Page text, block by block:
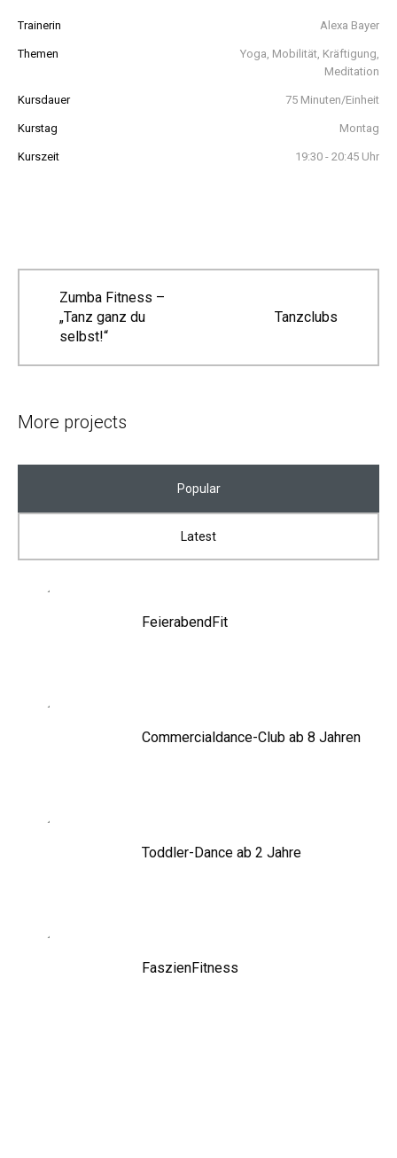
Trainerin Alexa Bayer
Themen
Yoga, Mobilität, Kräftigung,
Meditation
Kursdauer 75 Minuten/Einheit
Kurstag Montag
Kurszeit 19:30 - 20:45 Uhr
Zumba Fitness –
„Tanz ganz du
selbst!“
Tanzclubs
More projects
Popular
Latest
FeierabendFit
Commercialdance-Club ab 8 Jahren
Toddler-Dance ab 2 Jahre
FaszienFitness